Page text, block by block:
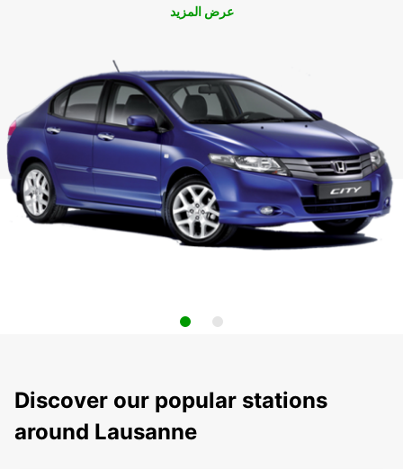
عرض المزيد
Discover our popular stations
around Lausanne